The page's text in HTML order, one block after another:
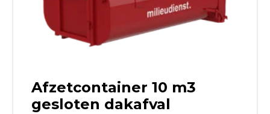
Afzetcontainer 10 m3
gesloten dakafval